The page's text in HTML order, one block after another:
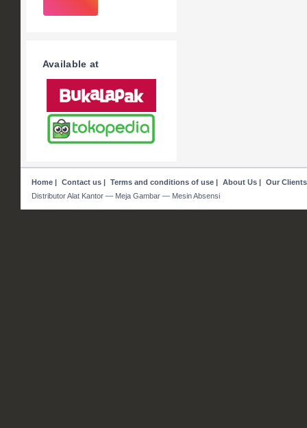
Available at
Home| Contact us| Terms and conditions of use| About Us| Our Clients
Distributor Alat Kantor — Meja Gambar — Mesin Absensi